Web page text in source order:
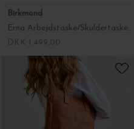
Birkmond
Erna Arbejdstaske/Skuldertaske, Cognac